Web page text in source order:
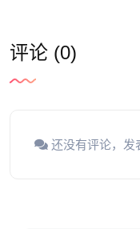
评论 (0)
还没有评论，发